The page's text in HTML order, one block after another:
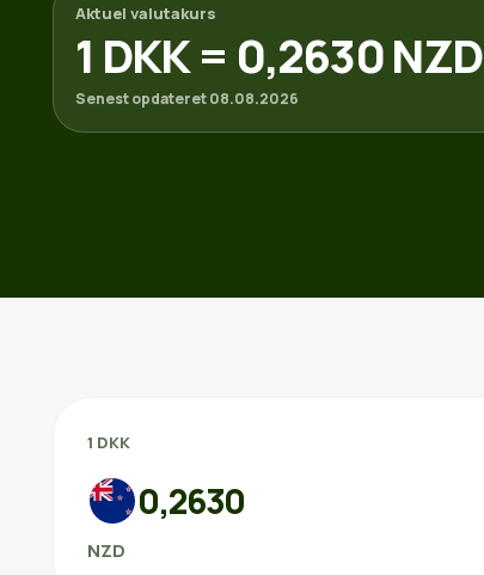
Aktuel valutakurs
1 DKK = 0,2630 NZD
Senest opdateret 08.08.2026
1 DKK
0,2630
NZD